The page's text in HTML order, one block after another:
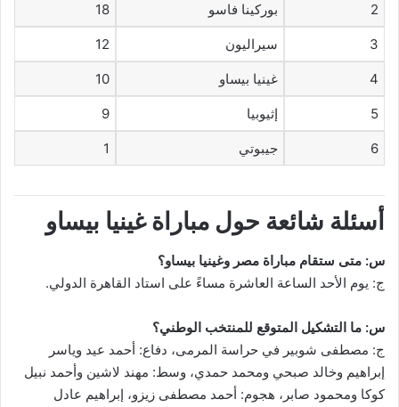
2 بوركينا فاسو 18
3 سيراليون 12
4 غينيا بيساو 10
5 إثيوبيا 9
6 جيبوتي 1
أسئلة شائعة حول مباراة غينيا بيساو
س: متى ستقام مباراة مصر وغينيا بيساو؟
ج: يوم الأحد الساعة العاشرة مساءً على استاد القاهرة الدولي.
س: ما التشكيل المتوقع للمنتخب الوطني؟
ج: مصطفى شوبير في حراسة المرمى، دفاع: أحمد عيد وياسر
إبراهيم وخالد صبحي ومحمد حمدي، وسط: مهند لاشين وأحمد نبيل
كوكا ومحمود صابر، هجوم: أحمد مصطفى زيزو، إبراهيم عادل